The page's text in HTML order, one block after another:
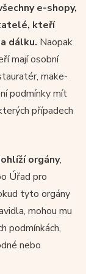
e-shopy,
kteří
dálku. Naopak
mají osobní
make-
podmínky mít
případech
orgány,
Úřad pro
tyto orgány
mohou mu
podmínkách,
nebo